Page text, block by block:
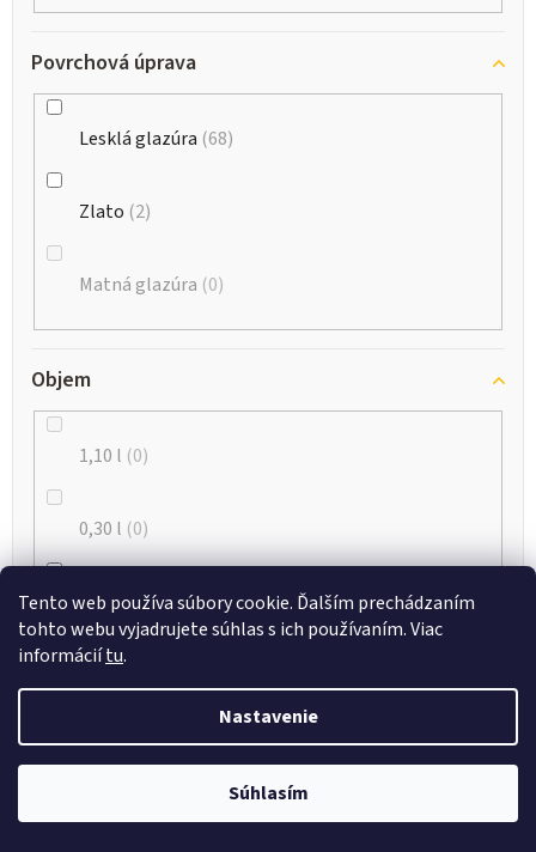
Tento web používa súbory cookie. Ďalším prechádzaním
tohto webu vyjadrujete súhlas s ich používaním. Viac
informáciítu.
Nastavenie
Súhlasím
Povrchová úprava
Lesklá glazúra 68
Zlato 2
Matná glazúra 0
Objem
1,10 l 0
0,30 l 0
0,35 l 3
0,75 l 0
0,60 l 0